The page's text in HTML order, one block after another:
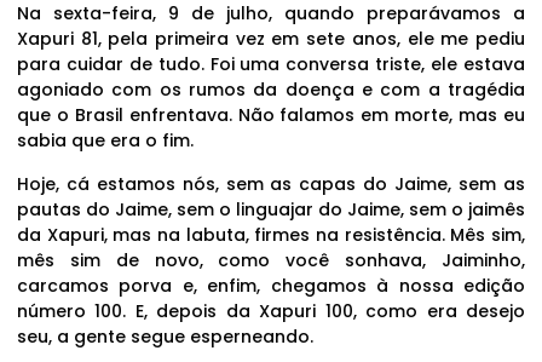
Na sexta-feira, 9 de julho, quando preparávamos a
Xapuri 81, pela primeira vez em sete anos, ele me pediu
para cuidar de tudo. Foi uma conversa triste, ele estava
agoniado com os rumos da doença e com a tragédia
que o Brasil enfrentava. Não falamos em morte, mas eu
sabia que era o fim.
Hoje, cá estamos nós, sem as capas do Jaime, sem as
pautas do Jaime, sem o linguajar do Jaime, sem o jaimês
da Xapuri, mas na labuta, firmes na resistência. Mês sim,
mês sim de novo, como você sonhava, Jaiminho,
carcamos porva e, enfim, chegamos à nossa edição
número 100. E, depois da Xapuri 100, como era desejo
seu, a gente segue esperneando.